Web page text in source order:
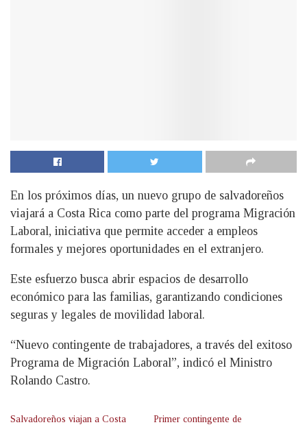
En los próximos días, un nuevo grupo de salvadoreños
viajará a Costa Rica como parte del programa Migración
Laboral, iniciativa que permite acceder a empleos
formales y mejores oportunidades en el extranjero.
Este esfuerzo busca abrir espacios de desarrollo
económico para las familias, garantizando condiciones
seguras y legales de movilidad laboral.
“Nuevo contingente de trabajadores, a través del exitoso
Programa de Migración Laboral”, indicó el Ministro
Rolando Castro.
Salvadoreños viajan a Costa
Primer contingente de